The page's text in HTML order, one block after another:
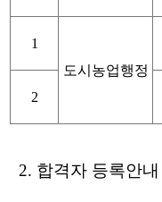
1
도시농업행정
2
2. 합격자 등록안내